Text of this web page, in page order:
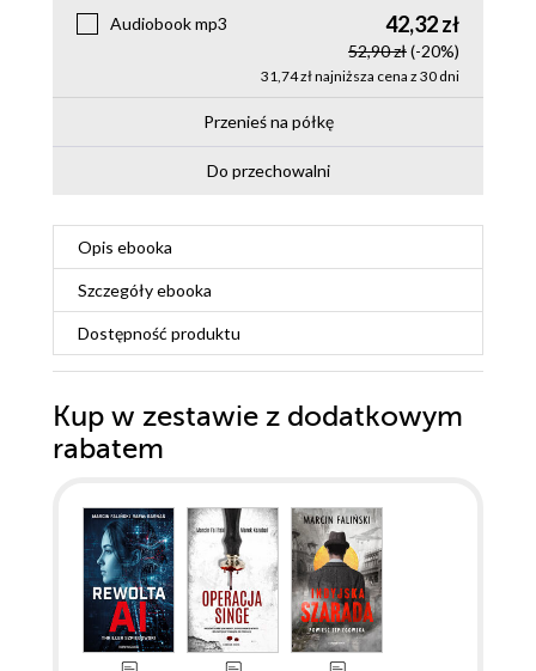
Audiobook mp3 42,32 zł
52,90 zł(-20%)
31,74 zł najniższa cena z 30 dni
Przenieś na półkę
Do przechowalni
Opis ebooka
Szczegółyebooka
Dostępność produktu
Kup w zestawie z dodatkowym
rabatem